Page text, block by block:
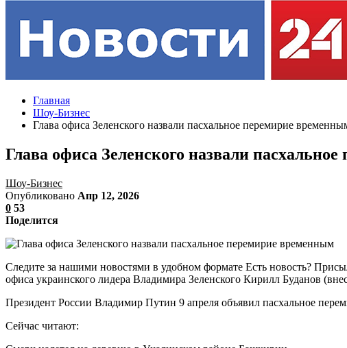
Главная
Шоу-Бизнес
Глава офиса Зеленского назвали пасхальное перемирие
Глава офиса Зеленского назвали
Шоу-Бизнес
Опубликовано Апр 12, 2026
0 53
Поделится
Следите за нашими новостями в удобном формате Есть новость?
офиса украинского лидера Владимира Зеленского Кирилл Буданов
Президент России Владимир Путин 9 апреля объявил пасхальное
Сейчас читают: